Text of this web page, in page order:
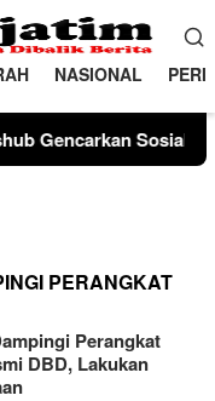
NASIONAL
Edukasi
PERANGKAT
Perangkat
DBD, Lakukan